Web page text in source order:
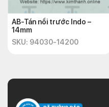
AB-Tán nồi trước Indo –
14mm
SKU: 94030-14200